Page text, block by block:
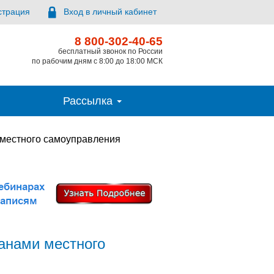
Вход в личный кабинет
8 800-302-40-65
бесплатный звонок по России
по рабочим дням с 8:00 до 18:00 МСК
Рассылка
самоуправления
местного